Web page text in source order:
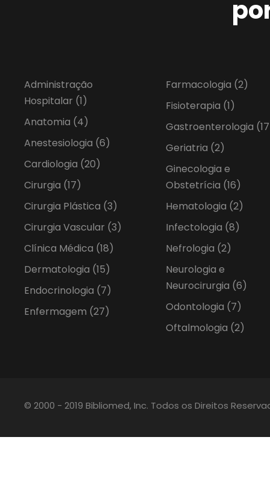
Administração
Hospitalar (1)
Anatomia (4)
Anestesiologia (6)
Cardiologia (20)
Cirurgia (17)
Cirurgia Plástica (3)
Cirurgia Vascular (3)
Clínica Médica (18)
Dermatologia (15)
Endocrinologia (7)
Enfermagem (27)
Farmacologia (2)
Fisioterapia (1)
Gastroenterologia
Geriatria (2)
Ginecologia e
Obstetrícia (16)
Hematologia (2)
Infectologia (8)
Nefrologia (2)
Neurologia e
Neurocirurgia (6)
Odontologia (7)
Oftalmologia (2)
© 2000 - 2019 Bibliomed, Inc. Todos os Direitos